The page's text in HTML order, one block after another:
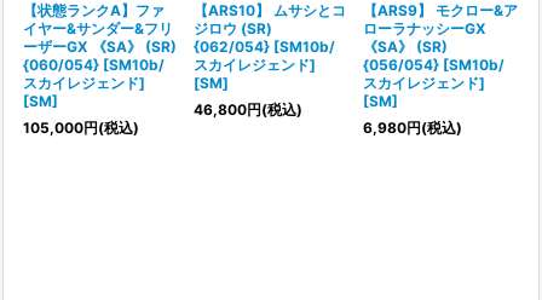
【状態ランクA】ファ
イヤー&サンダー&フリ
ーザーGX 《SA》 (SR)
{060/054} [SM10b/
スカイレジェンド]
[SM]
105,000円(税込)
【ARS10】 ムサシとコ
ジロウ (SR)
{062/054} [SM10b/
スカイレジェンド]
[SM]
46,800円(税込)
【ARS9】 モクロー&ア
ローラナッシーGX
《SA》 (SR)
{056/054} [SM10b/
スカイレジェンド]
[SM]
6,980円(税込)